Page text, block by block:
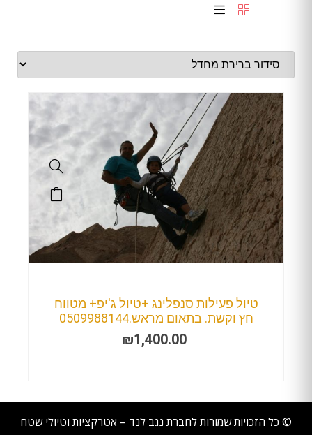
טיול פעילות סנפלינג +טיול ג'יפ+ מטווח
חץ וקשת. בתאום מראש.0509988144
₪1,400.00
© כל הזכויות שמורות לחברת נגב לנד – אטרקציות וטיולי שטח